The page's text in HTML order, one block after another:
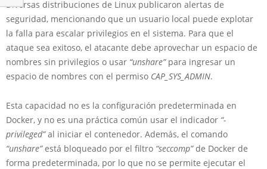
Diversas distribuciones de Linux publicaron alertas de
seguridad, mencionando que un usuario local puede explotar
la falla para escalar privilegios en el sistema. Para que el
ataque sea exitoso, el atacante debe aprovechar un espacio de
nombres sin privilegios o usar “unshare”para ingresar un
espacio de nombres con el permiso CAP_SYS_ADMIN.
Esta capacidad no es la configuración predeterminada en
Docker, y no es una práctica común usar el indicador “-
privileged”al iniciar el contenedor. Además, el comando
“unshare”está bloqueado por el filtro “seccomp”de Docker de
forma predeterminada, por lo que no se permite ejecutar el